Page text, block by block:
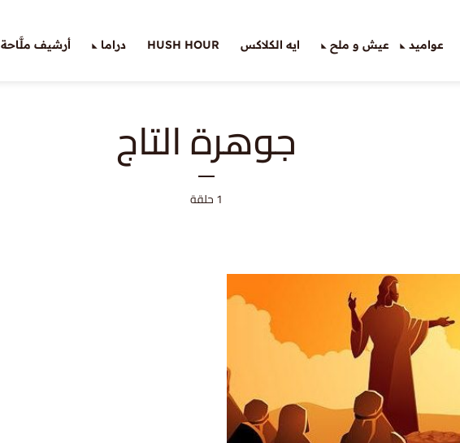
عواميد عيش و ملح ايه الكلاكس HUSH HOUR دراما أرشيف ملَّاحة
جوهرة التاج
1 حلقة